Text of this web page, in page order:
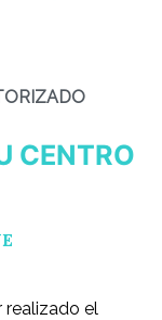
CENTRO
realizado el